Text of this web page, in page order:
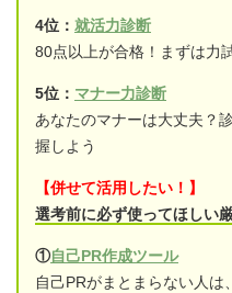
4位： 就活力診断
80点以上が合格！まずは力
5位： マナー力診断
あなたのマナーは大丈夫？
握しよう
【併せて活用したい！】
選考前に必ず使ってほしい
①自己PR作成ツール
自己PRがまとまらない人